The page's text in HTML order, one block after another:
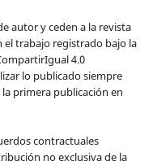
autor y ceden a la revista
el trabajo registrado bajo la
4.0
lo publicado siempre
primera publicación en
contractuales
no exclusiva de la